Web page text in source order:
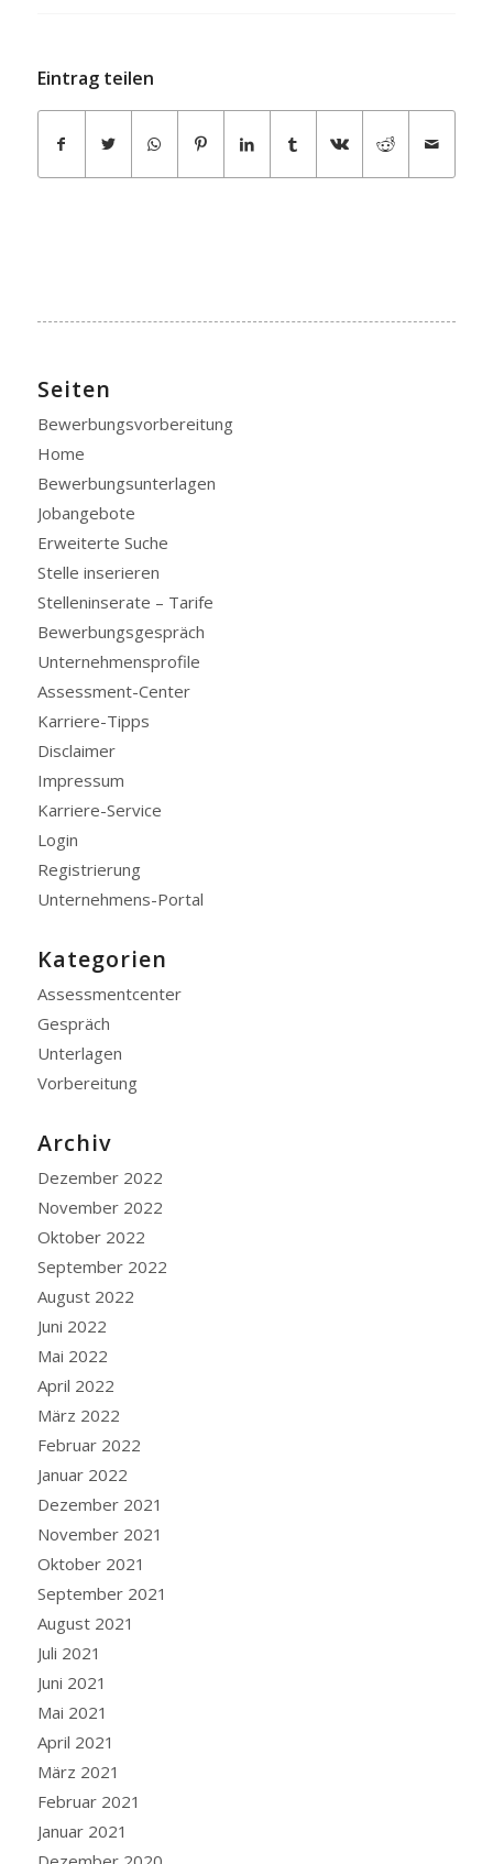
Eintrag teilen
Seiten
Bewerbungsvorbereitung
Home
Bewerbungsunterlagen
Jobangebote
Erweiterte Suche
Stelle inserieren
Stelleninserate – Tarife
Bewerbungsgespräch
Unternehmensprofile
Assessment-Center
Karriere-Tipps
Disclaimer
Impressum
Karriere-Service
Login
Registrierung
Unternehmens-Portal
Kategorien
Assessmentcenter
Gespräch
Unterlagen
Vorbereitung
Archiv
Dezember 2022
November 2022
Oktober 2022
September 2022
August 2022
Juni 2022
Mai 2022
April 2022
März 2022
Februar 2022
Januar 2022
Dezember 2021
November 2021
Oktober 2021
September 2021
August 2021
Juli 2021
Juni 2021
Mai 2021
April 2021
März 2021
Februar 2021
Januar 2021